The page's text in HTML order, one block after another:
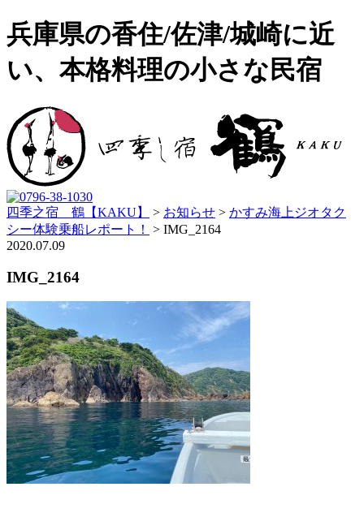
兵庫県の香住/佐津/城崎に近
い、本格料理の小さな民宿
四季之宿 鶴【KAKU】 > お知らせ > かすみ海上ジオタク
シー体験乗船レポート！
> IMG_2164
2020.07.09
IMG_2164